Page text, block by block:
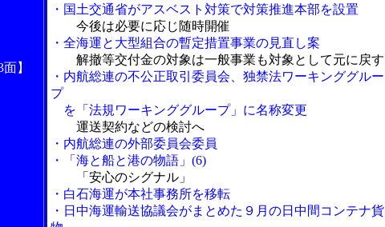
】
・国土交通省がアスベスト対策で対策推進本部を設置
今後は必要に応じ随時開催
・全海運と大型組合の暫定措置事業の見直し案
解撤等交付金の対象は一般事業も対象として元に戻す
・内航総連の不公正取引委員会、独禁法ワーキンググルー
プ
を「法規ワーキンググループ」に名称変更
運送契約などの検討へ
・内航総連の外部委員会委員
・「海と船と港の物語」(6)
「安心のシグナル」
・白石海運が本社事務所を移転
・日中海運輸送協議会がまとめた９月の日中間コンテナ貨